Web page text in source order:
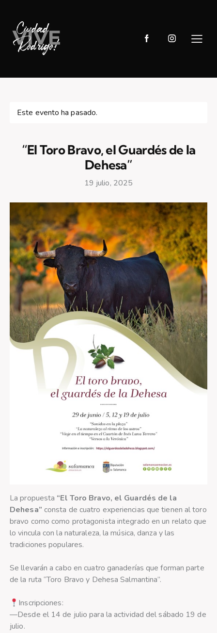
Este evento ha pasado.
“El Toro Bravo, el Guardés de la
Dehesa”
19 julio, 2025
La propuesta “El Toro Bravo, el Guardés de la
Dehesa” consta de cuatro experiencias que tienen al toro
bravo como como protagonista integrado en un relato que
lo vincula con la naturaleza, la música, danza y las
tradiciones populares.
Se llevarán a cabo en cuatro ganaderías que forman parte
de la ruta “Toro Bravo y Dehesa Salmantina”.
Inscripciones:
—Desde el 14 de julio para la actividad del sábado 19 de
julio.